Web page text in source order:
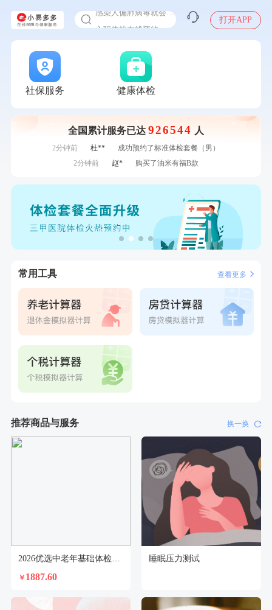
入职体检在线预约
打开APP
社保服务 健康体检
全国累计服务已达 926544 人
7分钟前 黎**
购买了厨房家用多功能不锈钢刀具六件套装
7分钟前
林**
成功预约了女性健康套餐二档
刚刚
成功预约了心脑血管强化体检套餐
成功预约了心脑血管强化体检套餐
刚刚
侯**
购买了汤臣倍健水飞蓟葛根丹参片（护肝片）1.02g*120片
1分钟前
林**
成功预约糖尿病强化体检套餐
2分钟前
杜**
成功预约了标准体检套餐（男）
2分钟前
赵*
购买了油米有福B款
6分钟前
陈**
成功预约了精英体检套餐
购买了中粮可益康红豆薏米粉500g
购买了厨房家用多功能不锈钢刀具六件套装
7分钟前
林**
成功预约了女性健康套餐二档
刚刚
常用工具 查看更多
推荐商品与服务 换一换
￥ 1887.60
睡眠压力测试